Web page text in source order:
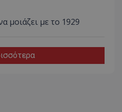
μοιάζει με το 1929